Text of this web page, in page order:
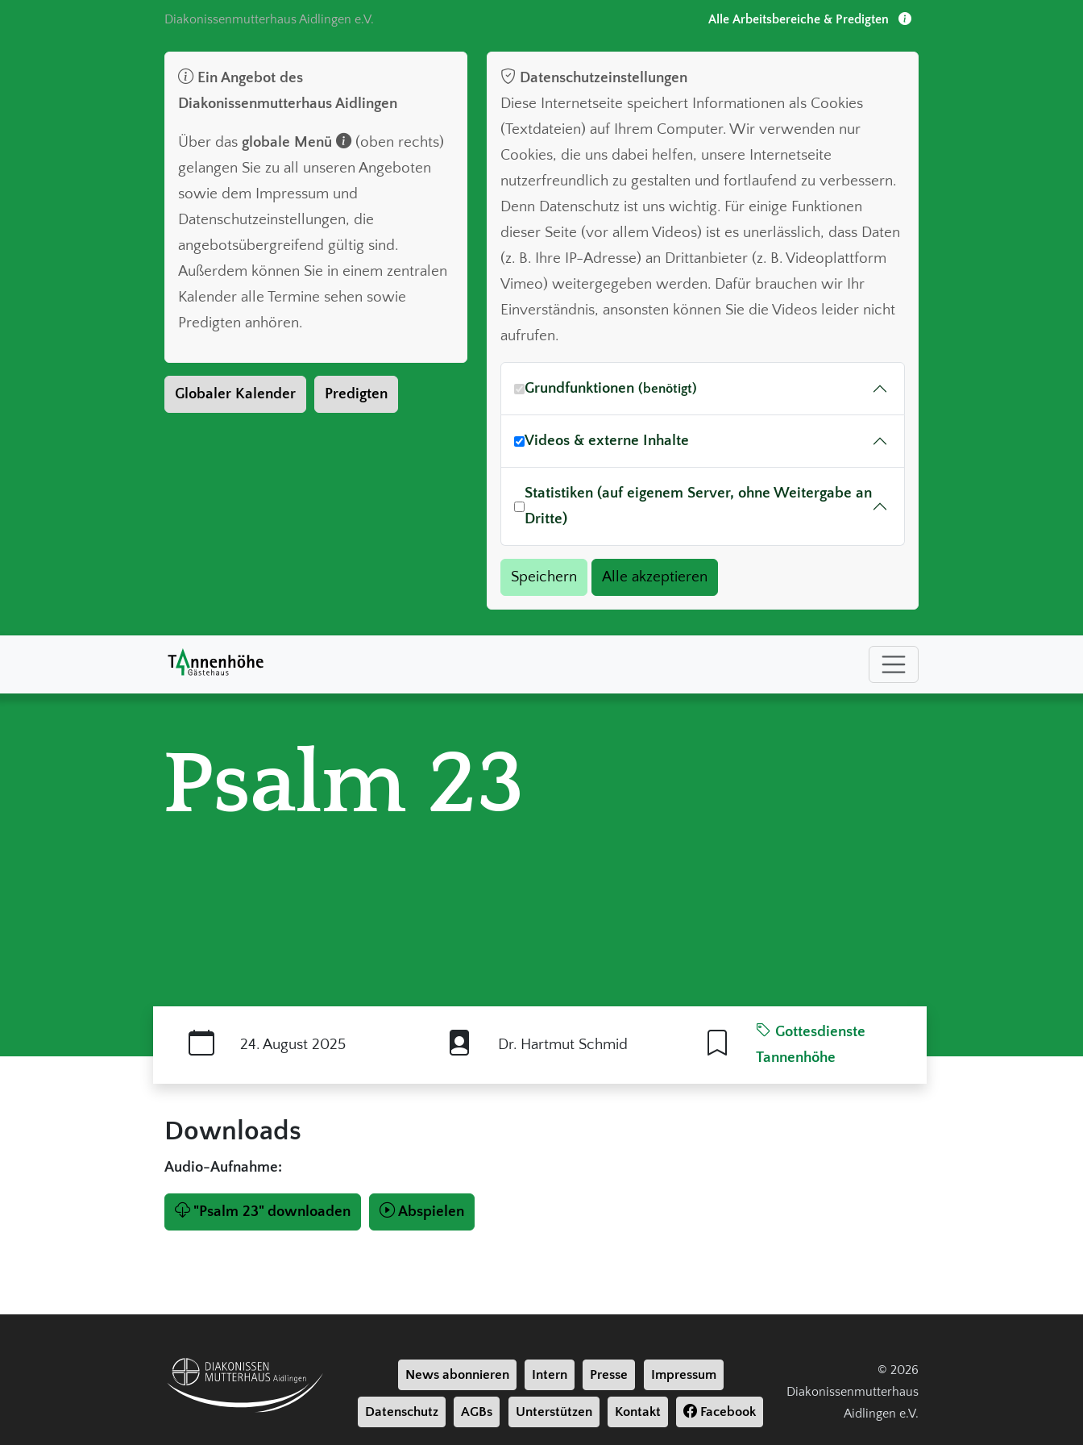
Diakonissenmutterhaus Aidlingen e.V. Alle Arbeitsbereiche & Predigten
Ein Angebot des
Diakonissenmutterhaus Aidlingen
Über das globale Menü
(oben rechts)
gelangen Sie zu all unseren Angeboten
sowie dem Impressum und
Datenschutzeinstellungen, die
angebotsübergreifend gültig sind.
Außerdem können Sie in einem zentralen
Kalender alle Termine sehen sowie
Predigten anhören.
Globaler Kalender Predigten
Datenschutzeinstellungen
Diese Internetseite speichert Informationen als Cookies
(Textdateien) auf Ihrem Computer. Wir verwenden nur
Cookies, die uns dabei helfen, unsere Internetseite
nutzerfreundlich zu gestalten und fortlaufend zu verbessern.
Denn Datenschutz ist uns wichtig. Für einige Funktionen
dieser Seite (vor allem Videos) ist es unerlässlich, dass Daten
(z. B. Ihre IP-Adresse) an Drittanbieter (z. B. Videoplattform
Vimeo) weitergegeben werden. Dafür brauchen wir Ihr
Einverständnis, ansonsten können Sie die Videos leider nicht
aufrufen.
Grundfunktionen (benötigt)
Videos & externe Inhalte
Statistiken (auf eigenem Server, ohne Weitergabe an
Dritte)
Psalm 23
24. August 2025 Dr. Hartmut Schmid
Gottesdienste
Tannenhöhe
Downloads
Audio-Aufnahme:
"Psalm 23" downloaden Abspielen
News abonnieren Intern Presse Impressum
Datenschutz AGBs Unterstützen Kontakt Facebook
© 2026
Diakonissenmutterhaus
Aidlingen e.V.